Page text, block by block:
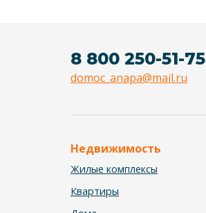
8 800 250-51-75
domoc_anapa@mail.ru
Недвижимость
Жилые комплексы
Квартиры